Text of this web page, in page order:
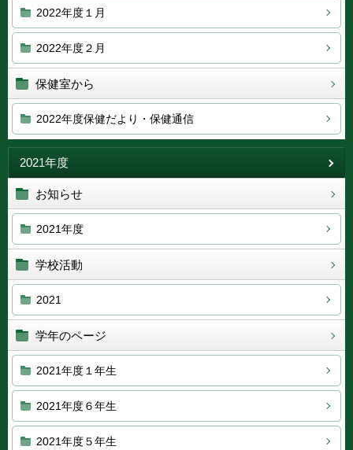
2022年度１月
2022年度２月
保健室から
2022年度保健だより・保健通信
2021年度
お知らせ
2021年度
学校活動
2021
学年のページ
2021年度１年生
2021年度６年生
2021年度５年生